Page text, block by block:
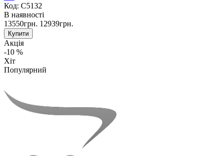
Код: C5132
В наявності
13550грн. 12939грн.
Купити
Акція
-10 %
Хіт
Популярний